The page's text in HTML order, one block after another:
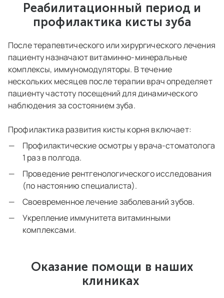
Реабилитационный период и
профилактика кисты зуба
После терапевтического или хирургического лечения
пациенту назначают витаминно-минеральные
комплексы, иммуномодуляторы. В течение
нескольких месяцев после терапии врач определяет
пациенту частоту посещений для динамического
наблюдения за состоянием зуба.
Профилактика развития кисты корня включает:
Профилактические осмотры у врача-стоматолога
1 раз в полгода.
Проведение рентгенологического исследования
(по настоянию специалиста).
Своевременное лечение заболеваний зубов.
Укрепление иммунитета витаминными
комплексами.
Оказание помощи в наших
клиниках